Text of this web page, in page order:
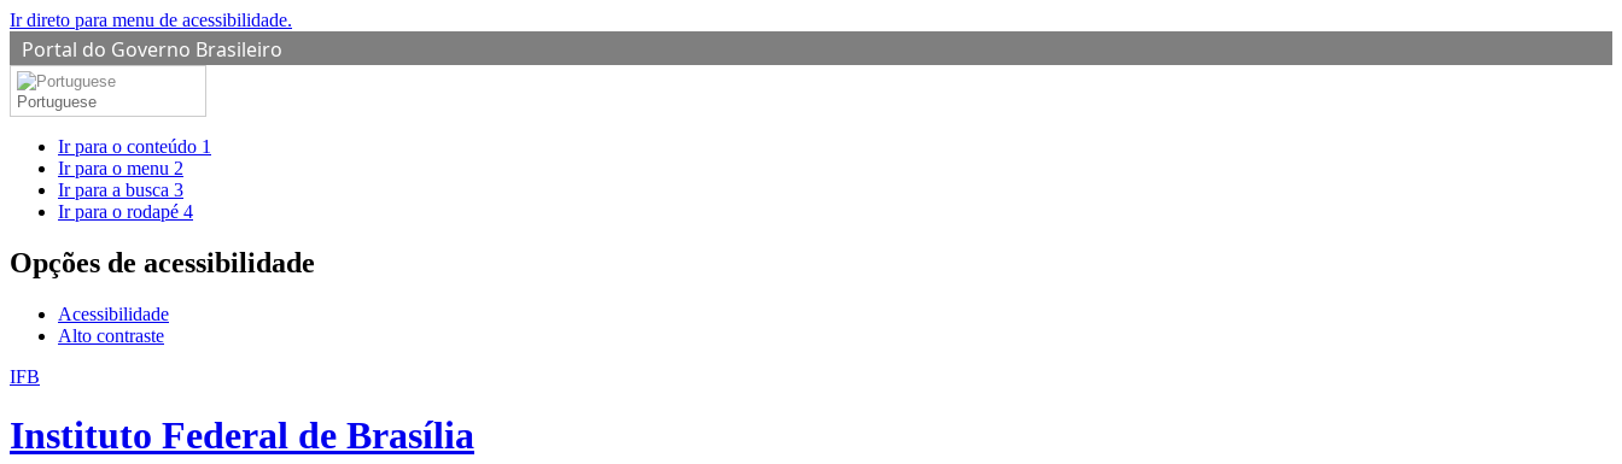
Ir direto para menu de acessibilidade.
Portal do Governo Brasileiro
Portuguese
Ir para o conteúdo 1
Ir para o menu 2
Ir para a busca 3
Ir para o rodapé 4
Opções de acessibilidade
Acessibilidade
Alto contraste
IFB
Instituto Federal de Brasília